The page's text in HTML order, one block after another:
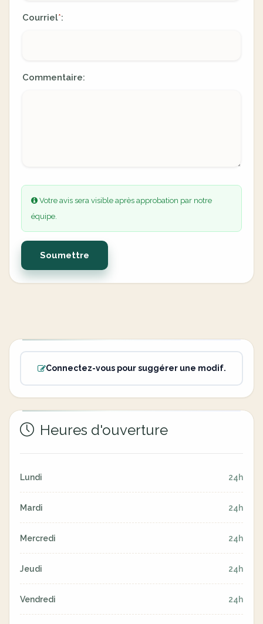
Courriel*:
Commentaire:
Votre avis sera visible après approbation par notre
équipe.
Soumettre
Connectez-vous pour suggérer une modif.
Heures d'ouverture
Lundi 24h
Mardi 24h
Mercredi 24h
Jeudi 24h
Vendredi 24h